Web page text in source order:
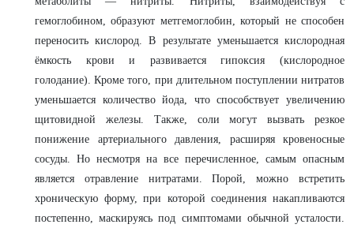
гемоглобином, образуют метгемоглобин, который не способен
переносить кислород. В результате уменьшается кислородная
ёмкость крови и развивается гипоксия (кислородное
голодание). Кроме того, при длительном поступлении нитратов
уменьшается количество йода, что способствует увеличению
щитовидной железы. Также, соли могут вызвать резкое
понижение артериального давления, расширяя кровеносные
сосуды. Но несмотря на все перечисленное, самым опасным
является отравление нитратами. Порой, можно встретить
хроническую форму, при которой соединения накапливаются
постепенно, маскируясь под симптомами обычной усталости.